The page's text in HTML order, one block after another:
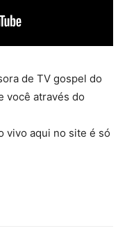
de TV gospel do
você através do
vivo aqui no site é só